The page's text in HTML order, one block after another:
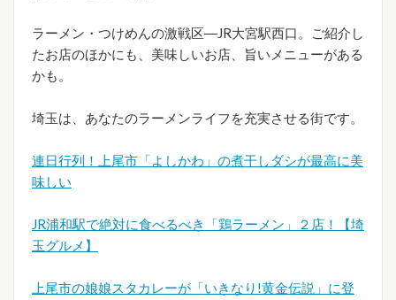
ラーメン・つけめんの激戦区―JR大宮駅西口。ご紹介し
たお店のほかにも、美味しいお店、旨いメニューがある
かも。
埼玉は、あなたのラーメンライフを充実させる街です。
連日行列！上尾市「よしかわ」の煮干しダシが最高に美
味しい
JR浦和駅で絶対に食べるべき「鶏ラーメン」２店！【埼
玉グルメ】
上尾市の娘娘スタカレーが「いきなり!黄金伝説」に登